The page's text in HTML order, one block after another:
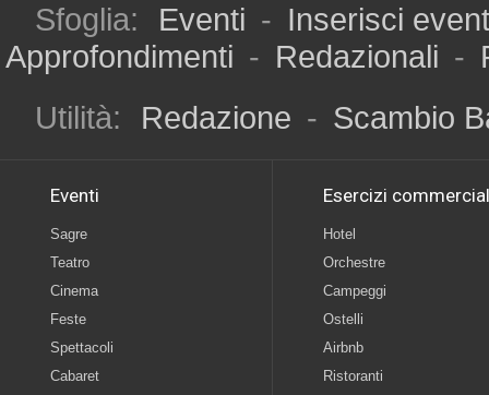
Sfoglia: Eventi - Inserisci
Approfondimenti - Redazionali -
Utilità:
Redazione - Scambio
Eventi
Sagre
Teatro
Cinema
Feste
Spettacoli
Cabaret
Esercizi
Hotel
Orchestre
Campeggi
Ostelli
Airbnb
Ristoranti